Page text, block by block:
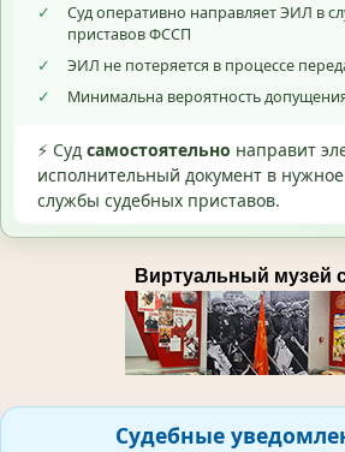
✓
Суд оперативно направляет ЭИЛ в
приставов ФССП
✓
ЭИЛ не потеряется в процессе
✓
Минимальна вероятность
⚡ Суд самостоятельно направит
исполнительный документ в
службы судебных приставов.
Виртуальный музей
Судебные